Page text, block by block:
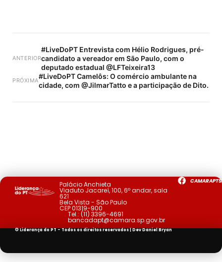
ANTERIOR
#LiveDoPT Entrevista com Hélio Rodrigues, pré-
candidato a vereador em São Paulo, com o
deputado estadual @LFTeixeira13
PRÓXIMA#LiveDoPT Camelôs: O comércio ambulante na
cidade, com @JilmarTatto e a participação de Dito.
Palácio Anchieta
Viaduto Jacareí, 100, 6º andar, sala
621
Bela Vista - São Paulo
CEP 01319-900
Tel.: (11) 3396-4691
bancadapt@camara.sp.gov.br
© Liderança do PT - Todos os direitos reservados | DevDaniel Bryan